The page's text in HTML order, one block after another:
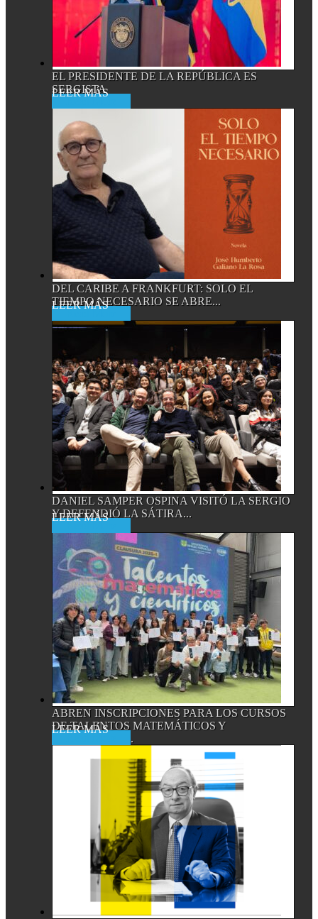
EL PRESIDENTE DE LA REPÚBLICA ES
SERGISTA
DEL CARIBE A FRANKFURT: SOLO EL
TIEMPO NECESARIO SE ABRE...
DANIEL SAMPER OSPINA VISITÓ LA SERGIO
Y DEFENDIÓ LA SÁTIRA...
ABREN INSCRIPCIONES PARA LOS CURSOS
DE TALENTOS MATEMÁTICOS Y
CIENTÍFICOS,...